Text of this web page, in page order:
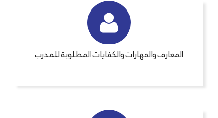
المعارف والمهارات والكفايات المطلوبة للمدرب